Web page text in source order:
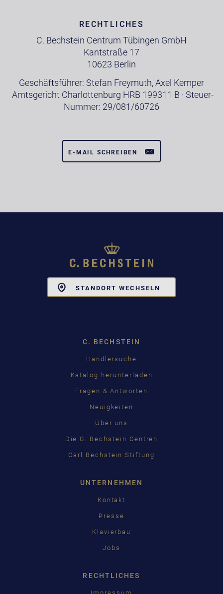
RECHTLICHES
C. Bechstein Centrum Tübingen GmbH
Kantstraße 17
10623 Berlin
Geschäftsführer: Stefan Freymuth, Axel Kemper
Amtsgericht Charlottenburg HRB 199311 B · Steuer-
Nummer: 29/081/60726
E-MAIL SCHREIBEN
STANDORT WECHSELN
C. BECHSTEIN
Händlersuche
Katalog herunterladen
Fragen & Antworten
Neuigkeiten
Über uns
Die C. Bechstein Centren
Carl Bechstein Stiftung
UNTERNEHMEN
Kontakt
Presse
Klavierbau
Jobs
RECHTLICHES